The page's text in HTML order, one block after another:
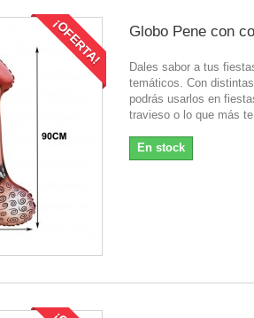
¡OFERTA! Globo Pene con
Dales sabor a tus
temáticos. Con
podrás usarlos en
travieso o lo que más te
En stock